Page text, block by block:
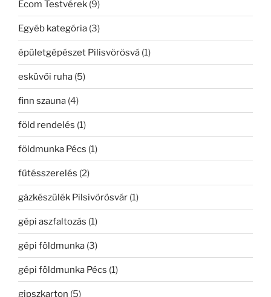
Ecom Testvérek (9)
Egyéb kategória (3)
épületgépészet Pilisvörösvá (1)
esküvői ruha (5)
finn szauna (4)
föld rendelés (1)
földmunka Pécs (1)
fűtésszerelés (2)
gázkészülék Pilsivörösvár (1)
gépi aszfaltozás (1)
gépi földmunka (3)
gépi földmunka Pécs (1)
gipszkarton (5)